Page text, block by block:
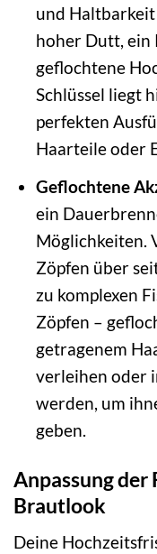
und
hoher Dutt, ein
geflochtene
Schlüssel liegt
perfekten
Haarteile oder
Geflochtene
ein
Möglichkeiten.
Zöpfen über
zu komplexen
Zöpfen –
getragenem
verleihen oder
werden, um
geben.
Anpassung der
Brautlook
Deine